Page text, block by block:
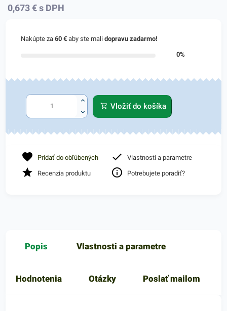
0,673€ s DPH
Nakúpte za60 € aby ste malidopravu zadarmo!
0%
Vložiť do košíka
Pridať do obľúbených Vlastnosti a parametre
Recenzia produktu Potrebujete poradiť?
Popis Vlastnosti a parametre
Hodnotenia Otázky Poslať mailom